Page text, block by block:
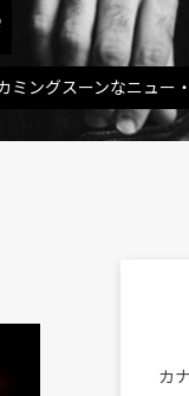
ミングスーンなニュー
カ